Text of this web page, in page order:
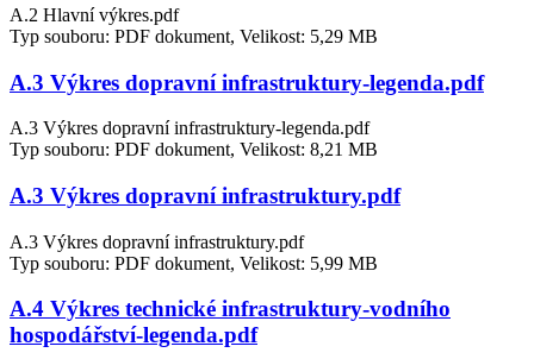
A.2 Hlavní výkres.pdf
Typ souboru: PDF dokument, Velikost: 5,29 MB
A.3 Výkres dopravní infrastruktury-legenda.pdf
A.3 Výkres dopravní infrastruktury-legenda.pdf
Typ souboru: PDF dokument, Velikost: 8,21 MB
A.3 Výkres dopravní infrastruktury.pdf
A.3 Výkres dopravní infrastruktury.pdf
Typ souboru: PDF dokument, Velikost: 5,99 MB
A.4 Výkres technické infrastruktury-vodního
hospodářství-legenda.pdf